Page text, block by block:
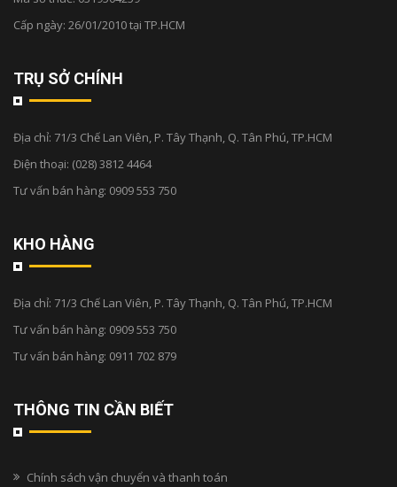
Cấp ngày: 26/01/2010 tại TP.HCM
TRỤ SỞ CHÍNH
Địa chỉ: 71/3 Chế Lan Viên, P. Tây Thạnh, Q. Tân Phú, TP.HCM
Điện thoại: (028) 3812 4464
Tư vấn bán hàng: 0909 553 750
KHO HÀNG
Địa chỉ: 71/3 Chế Lan Viên, P. Tây Thạnh, Q. Tân Phú, TP.HCM
Tư vấn bán hàng: 0909 553 750
Tư vấn bán hàng: 0911 702 879
THÔNG TIN CẦN BIẾT
Chính sách vận chuyển và thanh toán